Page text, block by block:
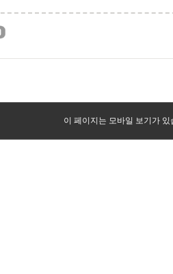
이 페이지는 모바일 보기가